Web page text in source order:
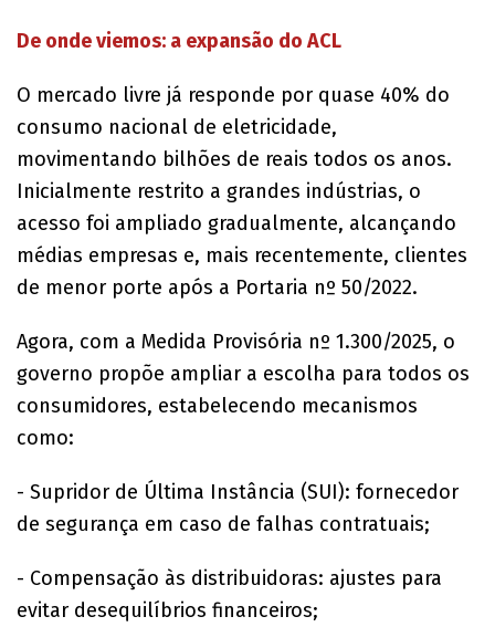
De onde viemos: a expansão do ACL
O mercado livre já responde por quase 40% do
consumo nacional de eletricidade,
movimentando bilhões de reais todos os anos.
Inicialmente restrito a grandes indústrias, o
acesso foi ampliado gradualmente, alcançando
médias empresas e, mais recentemente, clientes
de menor porte após a Portaria nº 50/2022.
Agora, com a Medida Provisória nº 1.300/2025, o
governo propõe ampliar a escolha para todos os
consumidores, estabelecendo mecanismos
como:
- Supridor de Última Instância (SUI): fornecedor
de segurança em caso de falhas contratuais;
- Compensação às distribuidoras: ajustes para
evitar desequilíbrios financeiros;